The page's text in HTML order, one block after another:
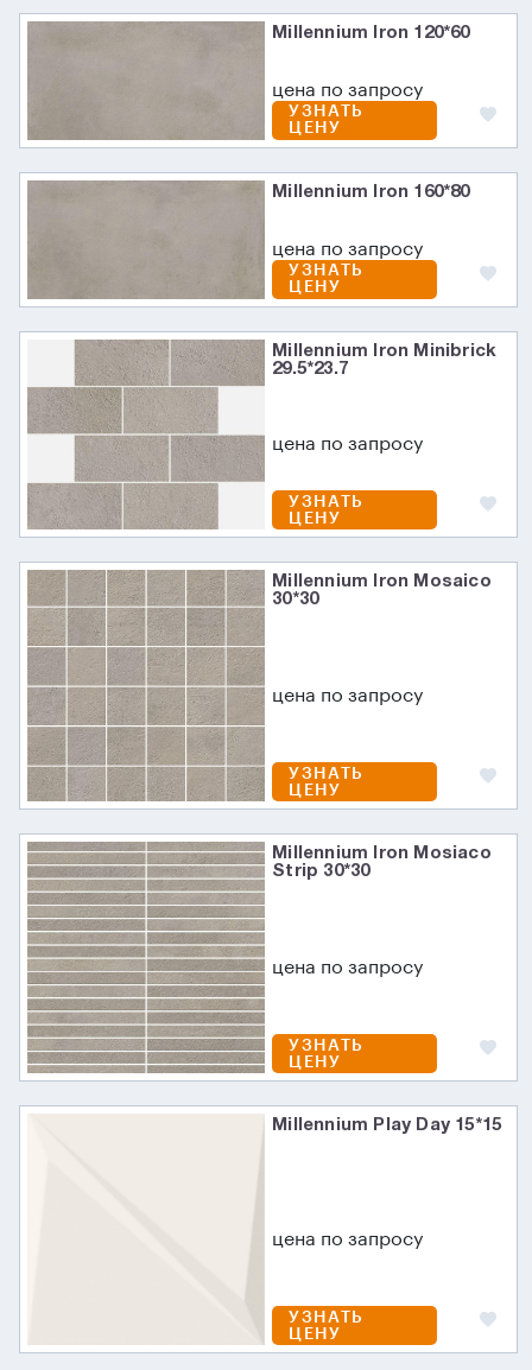
Millennium Iron 120*60
цена по запросу
УЗНАТЬ
ЦЕНУ
Millennium Iron 160*80
цена по запросу
УЗНАТЬ
ЦЕНУ
Millennium Iron Minibrick
29.5*23.7
цена по запросу
УЗНАТЬ
ЦЕНУ
Millennium Iron Mosaico
30*30
цена по запросу
УЗНАТЬ
ЦЕНУ
Millennium Iron Mosiaco
Strip 30*30
цена по запросу
УЗНАТЬ
ЦЕНУ
Millennium Play Day 15*15
цена по запросу
УЗНАТЬ
ЦЕНУ